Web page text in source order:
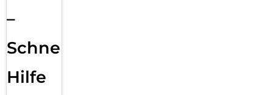
–
Schnelle
Hilfe